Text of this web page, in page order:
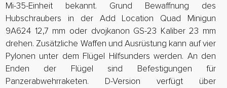
Mi-35-Einheit bekannt. Grund Bewaffnung des
Hubschraubers in der Add Location Quad Minigun
9A624 12,7 mm oder dvojkanon GS-23 Kaliber 23 mm
drehen. Zusätzliche Waffen und Ausrüstung kann auf vier
Pylonen unter dem Flügel Hilfsunders werden. An den
Enden der Flügel sind Befestigungen für
Panzerabwehrraketen. D-Version verfügt über